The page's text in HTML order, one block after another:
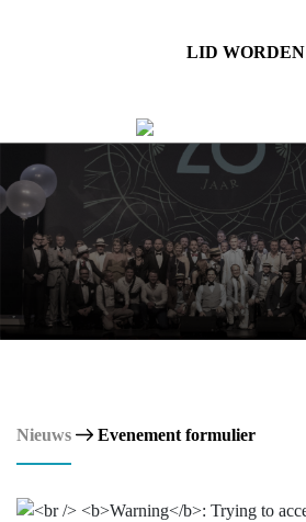
LID WORDEN
Nieuws Evenement formulier